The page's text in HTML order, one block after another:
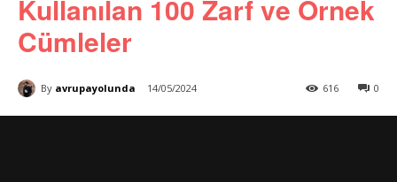
Kullanılan 100 Zarf ve Örnek
Cümleler
By avrupayolunda 14/05/2024 0
616